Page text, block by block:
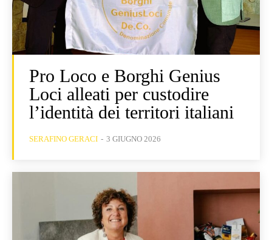
Pro Loco e Borghi Genius
Loci alleati per custodire
l’identità dei territori italiani
SERAFINO GERACI - 3 GIUGNO 2026